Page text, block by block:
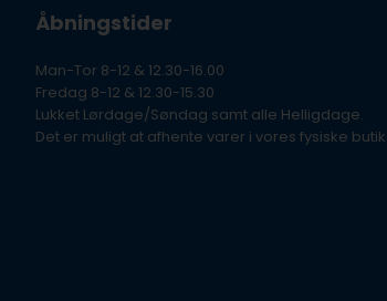
Åbningstider
Man-Tor 8-12 & 12.30-16.00
Fredag 8-12 & 12.30-15.30
Lukket Lørdage/Søndag samt alle Helligdage.
Det er muligt at afhente varer i vores fysiske